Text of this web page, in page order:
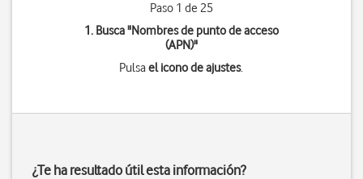
Paso 1 de 25
1. Busca "Nombres de punto de acceso
(APN)"
Pulsael icono de ajustes.
¿Te ha resultado útil esta información?